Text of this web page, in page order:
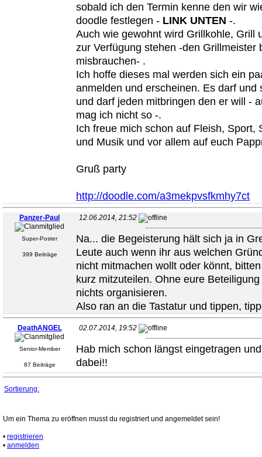
sobald ich den Termin kenne den wir
doodle festlegen - LINK UNTEN -.
Auch wie gewohnt wird Grillkohle, Grill
zur Verfügung stehen -den Grillmeister
misbrauchen- .
Ich hoffe dieses mal werden sich ein
anmelden und erscheinen. Es darf und
und darf jeden mitbringen den er will -
mag ich nicht so -.
Ich freue mich schon auf Fleish, Sport,
und Musik und vor allem auf euch
Gruß party
http://doodle.com/a3mekpvsfkmhy7ct
Panzer-Paul
Super-Poster
399 Beiträge
12.06.2014, 21:52
Na... die Begeisterung hält sich ja in
Leute auch wenn ihr aus welchen
nicht mitmachen wollt oder könnt,
kurz mitzuteilen. Ohne eure
nichts organisieren.
Also ran an die Tastatur und tippen,
DeathANGEL
Senior-Member
87 Beiträge
02.07.2014, 19:52
Hab mich schon längst eingetragen
dabei!!
Sortierung:
Um ein Thema zu eröffnen musst du registriert und angemeldet sein!
• registrieren
• anmelden